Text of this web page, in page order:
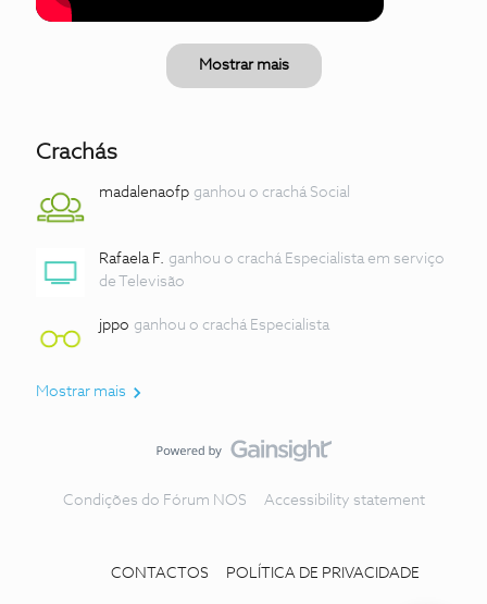
Mostrar mais
Crachás
madalenaofp ganhou o crachá Social
Rafaela F. ganhou o crachá Especialista em serviço
de Televisão
jppo ganhou o crachá Especialista
Mostrar mais
Condições do Fórum NOS Accessibility statement
CONTACTOS POLÍTICA DE PRIVACIDADE